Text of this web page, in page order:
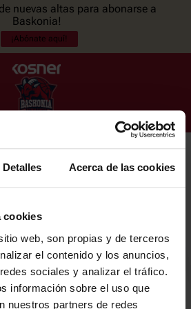
Detalles Acerca de las cookies
cookies
web, son propias y de terceros
el contenido y los anuncios,
sociales y analizar el tráfico.
información sobre el uso que
nuestros partners de redes
nuevas altas para abonarse a
Baskonia!
¡Abónate aquí!
del club.
de privacidaddel SASKI BASKONIA